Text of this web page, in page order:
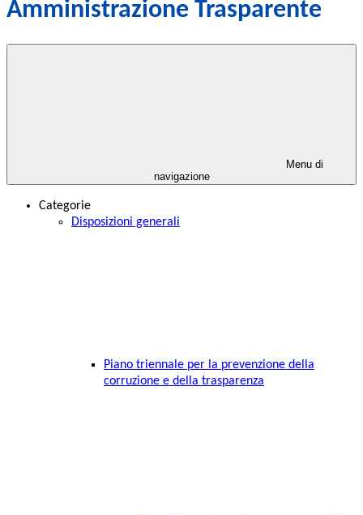
Amministrazione Trasparente
Menu di
navigazione
Categorie
Disposizioni generali
Piano triennale per la prevenzione della
corruzione e della trasparenza